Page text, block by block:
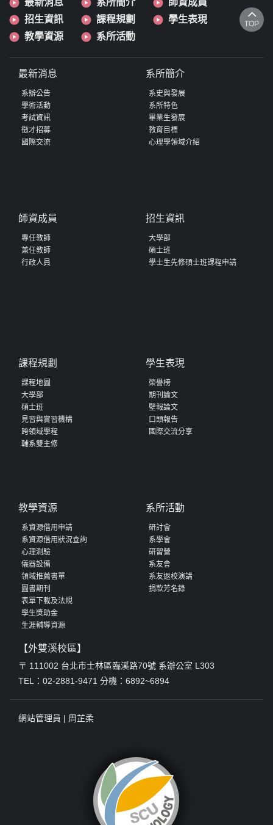
招生資訊
課程規劃
學生表現
教學資源
系所活動
TOP
最新消息
系辦公告
學術活動
考試資訊
徵才招募
國際交流
系所簡介
系史與發展
系所特色
畢業生發展
教育目標
心理學領域介紹
師資成員
專任教師
兼任教師
行政人員
招生資訊
大學部
碩士班
學士生先修碩士班課程申請
課程規劃
課程地圖
大學部
碩士班
見習與實習機構
跨領域學程
輔系雙主修
學生表現
榮譽榜
期刊論文
壁報論文
口頭報告
國際交流分享
教學資源
系資源借用申請
系資源借用狀況查詢
心理測驗
儀器設備
領域推薦書單
圖書期刊
表單下載及法規
學生獎助金
生涯輔導資源
系所活動
研討會
系學會
研習營
系友會
系友返校演講
捐款芳名錄
【外雙溪校區】
〒 111002 台北市士林區臨溪路70號 系辦公室 L303
TEL：02-2881-9471 分機：6892~6894
網站管理員 | 周芷柔